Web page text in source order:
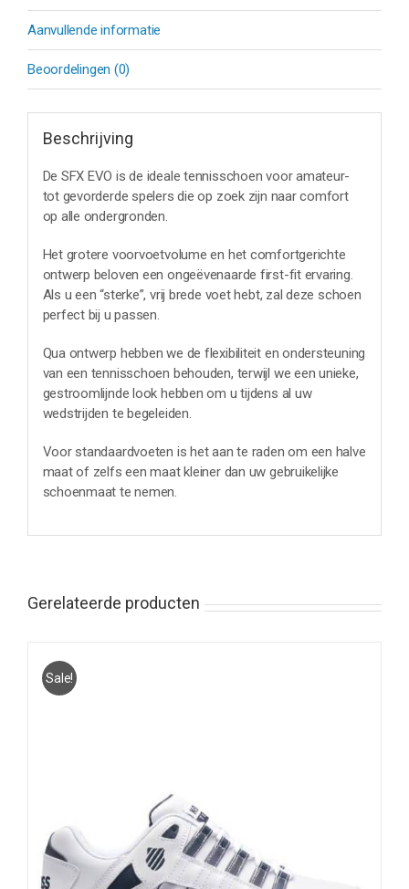
Aanvullende informatie
Beoordelingen (0)
Beschrijving
De SFX EVO is de ideale tennisschoen voor amateur-
tot gevorderde spelers die op zoek zijn naar comfort
op alle ondergronden.
Het grotere voorvoetvolume en het comfortgerichte
ontwerp beloven een ongeëvenaarde first-fit ervaring.
Als u een “sterke”, vrij brede voet hebt, zal deze schoen
perfect bij u passen.
Qua ontwerp hebben we de flexibiliteit en ondersteuning
van een tennisschoen behouden, terwijl we een unieke,
gestroomlijnde look hebben om u tijdens al uw
wedstrijden te begeleiden.
Voor standaardvoeten is het aan te raden om een halve
maat of zelfs een maat kleiner dan uw gebruikelijke
schoenmaat te nemen.
Gerelateerde producten
Sale!